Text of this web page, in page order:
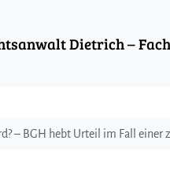
Dietrich –
– BGH hebt Urteil im Fall einer